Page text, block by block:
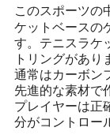
このスポーツの
ケットベースの
す。テニスラケ
トリングがあり
通常はカーボン
先進的な素材で
プレイヤーは正
分がコントロー